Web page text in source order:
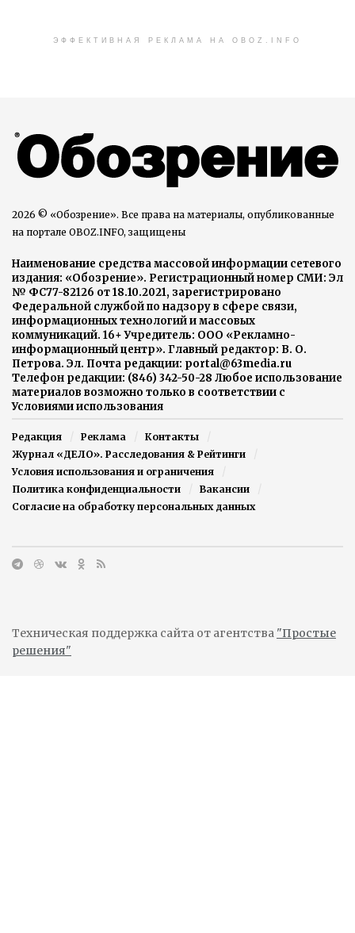
ЭФФЕКТИВНАЯ РЕКЛАМА НА OBOZ.INFO
2026 © «Обозрение». Все права на материалы, опубликованные
на портале OBOZ.INFO, защищены
Наименование средства массовой информации сетевого
издания: «Обозрение». Регистрационный номер СМИ: Эл
№ ФС77-82126 от 18.10.2021, зарегистрировано
Федеральной службой по надзору в сфере связи,
информационных технологий и массовых
коммуникаций. 16+ Учредитель: ООО «Рекламно-
информационный центр». Главный редактор: В. О.
Петрова. Эл. Почта редакции: portal@63media.ru
Телефон редакции: (846) 342-50-28 Любое использование
материалов возможно только в соответствии с
Условиями использования
Редакция Реклама
Контакты
Журнал «ДЕЛО». Расследования & Рейтинги
Условия использования и ограничения
Политика конфиденциальности
Вакансии
Согласие на обработку персональных данных
Техническая поддержка сайта от агентства "Простые
решения"